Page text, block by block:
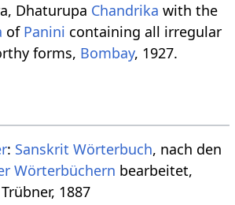
Dhaturupa Chandrika with the
of Panini containing all irregular
forms, Bombay, 1927.
: Sanskrit Wörterbuch, nach den
Wörterbüchern bearbeitet,
1887